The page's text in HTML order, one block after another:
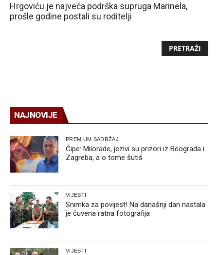
Hrgoviću je najveća podrška supruga Marinela,
prošle godine postali su roditelji
NAJNOVIJE
PREMIUM SADRŽAJ
Ćipe: Milorade, jezivi su prizori iz Beograda i
Zagreba, a o tome šutiš
VIJESTI
Snimka za povijest! Na današnji dan nastala
je čuvena ratna fotografija
VIJESTI